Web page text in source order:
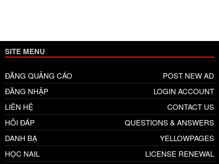
SITE MENU
ĐĂNG QUẢNG CÁO
POST NEW AD
ĐĂNG NHẬP
LOGIN ACCOUNT
LIÊN HỆ
CONTACT US
HỎI ĐÁP
QUESTIONS & ANSWERS
DANH BẠ
YELLOWPAGES
HỌC NAIL
LICENSE RENEWAL